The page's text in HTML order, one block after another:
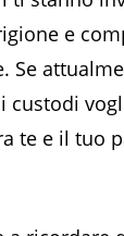
e
Se
custodi
te e il tuo